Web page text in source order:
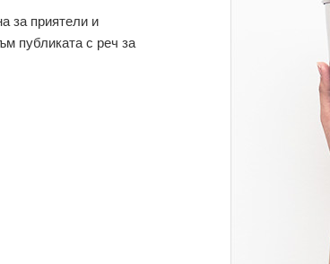
за приятели и
публиката с реч за